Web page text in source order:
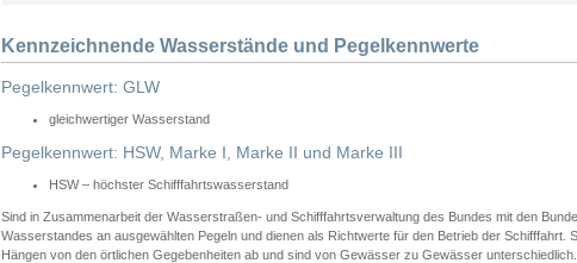
Kennzeichnende Wasserstände und Pegelkennwerte
Pegelkennwert: GLW
gleichwertiger Wasserstand
Pegelkennwert: HSW, Marke I, Marke II und Marke III
HSW – höchster Schifffahrtswasserstand
Sind in Zusammenarbeit der Wasserstraßen- und Schifffahrtsverwaltung des Bundes mit den
Wasserstandes an ausgewählten Pegeln und dienen als Richtwerte für den Betrieb der Schifffahrt.
Hängen von den örtlichen Gegebenheiten ab und sind von Gewässer zu Gewässer